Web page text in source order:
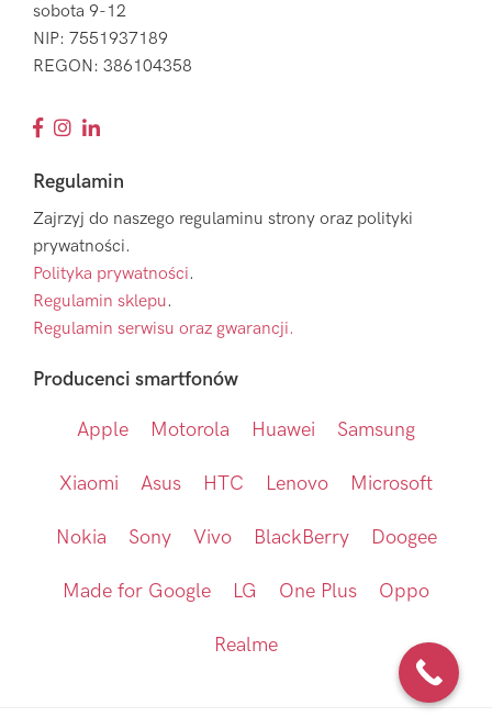
sobota 9-12
NIP: 7551937189
REGON: 386104358
Regulamin
Zajrzyj do naszego regulaminu strony oraz polityki
prywatności.
Polityka prywatności.
Regulamin sklepu.
Regulamin serwisu oraz gwarancji.
Producenci smartfonów
Apple Motorola Huawei Samsung
Xiaomi Asus HTC Lenovo Microsoft
Nokia Sony Vivo BlackBerry Doogee
Made for Google LG One Plus Oppo
Realme